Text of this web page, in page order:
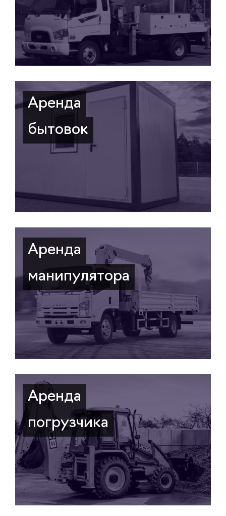
Аренда
бытовок
Аренда
манипулятора
Аренда
погрузчика